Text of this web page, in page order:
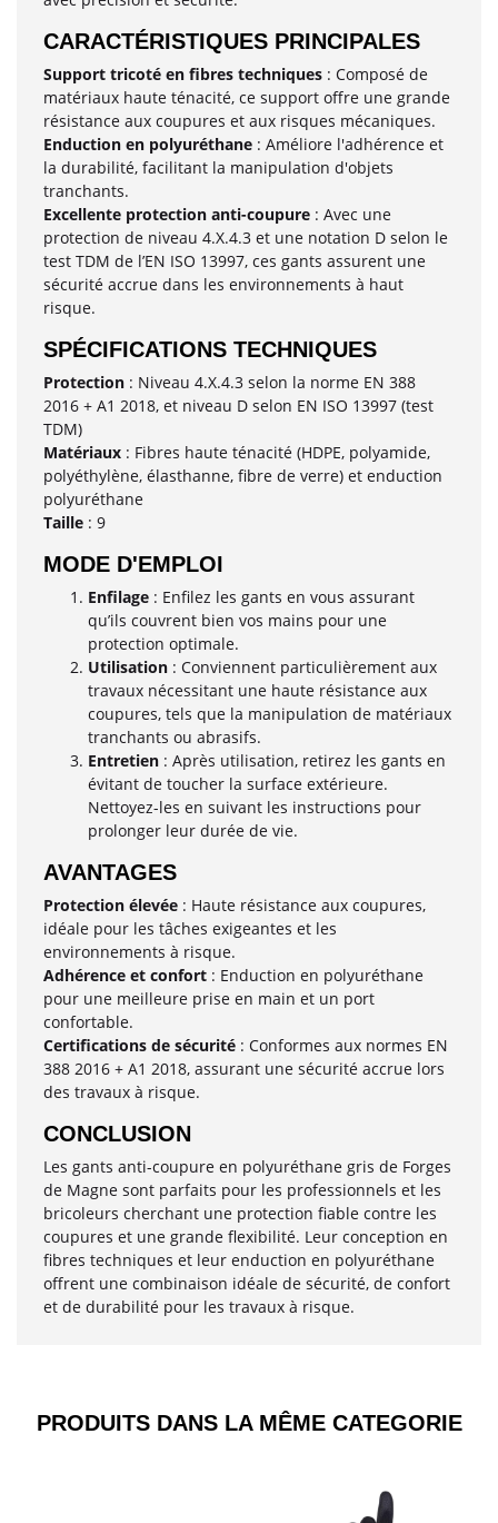
CARACTÉRISTIQUES PRINCIPALES
Support tricoté en fibres techniques : Composé de
matériaux haute ténacité, ce support offre une grande
résistance aux coupures et aux risques mécaniques.
Enduction en polyuréthane : Améliore l'adhérence et
la durabilité, facilitant la manipulation d'objets
tranchants.
Excellente protection anti-coupure : Avec une
protection de niveau 4.X.4.3 et une notation D selon le
test TDM de l’EN ISO 13997, ces gants assurent une
sécurité accrue dans les environnements à haut
risque.
SPÉCIFICATIONS TECHNIQUES
Protection : Niveau 4.X.4.3 selon la norme EN 388
2016 + A1 2018, et niveau D selon EN ISO 13997 (test
TDM)
Matériaux : Fibres haute ténacité (HDPE, polyamide,
polyéthylène, élasthanne, fibre de verre) et enduction
polyuréthane
Taille : 9
MODE D'EMPLOI
Enfilage : Enfilez les gants en vous assurant
qu’ils couvrent bien vos mains pour une
protection optimale.
Utilisation : Conviennent particulièrement aux
travaux nécessitant une haute résistance aux
coupures, tels que la manipulation de matériaux
tranchants ou abrasifs.
Entretien : Après utilisation, retirez les gants en
évitant de toucher la surface extérieure.
Nettoyez-les en suivant les instructions pour
prolonger leur durée de vie.
AVANTAGES
Protection élevée : Haute résistance aux coupures,
idéale pour les tâches exigeantes et les
environnements à risque.
Adhérence et confort : Enduction en polyuréthane
pour une meilleure prise en main et un port
confortable.
Certifications de sécurité : Conformes aux normes EN
388 2016 + A1 2018, assurant une sécurité accrue lors
des travaux à risque.
CONCLUSION
Les gants anti-coupure en polyuréthane gris de Forges
de Magne sont parfaits pour les professionnels et les
bricoleurs cherchant une protection fiable contre les
coupures et une grande flexibilité. Leur conception en
fibres techniques et leur enduction en polyuréthane
offrent une combinaison idéale de sécurité, de confort
et de durabilité pour les travaux à risque.
PRODUITS DANS LA MÊME CATEGORIE​